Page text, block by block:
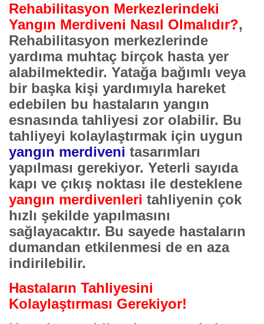
Rehabilitasyon Merkezlerindeki
Yangın Merdiveni Nasıl Olmalıdır?,
Rehabilitasyon merkezlerinde
yardıma muhtaç birçok hasta yer
alabilmektedir. Yatağa bağımlı veya
bir başka kişi yardımıyla hareket
edebilen bu hastaların yangın
esnasında tahliyesi zor olabilir. Bu
tahliyeyi kolaylaştırmak için uygun
yangın merdiveni tasarımları
yapılması gerekiyor. Yeterli sayıda
kapı ve çıkış noktası ile desteklene
yangın merdivenleri tahliyenin çok
hızlı şekilde yapılmasını
sağlayacaktır. Bu sayede hastaların
dumandan etkilenmesi de en aza
indirilebilir.
Hastaların Tahliyesini
Kolaylaştırması Gerekiyor!